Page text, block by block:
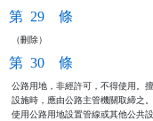
第 29 條
（刪除）
第 30 條
公路用地，非經許可，不得使用。
設施時，應由公路主
使用公路用地設置管線或其他公共